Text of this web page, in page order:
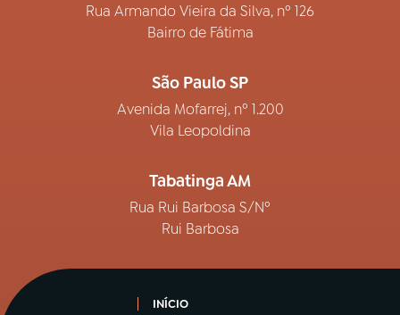
Rua Armando Vieira da Silva, nº 126
Bairro de Fátima
São Paulo SP
Avenida Mofarrej, nº 1.200
Vila Leopoldina
Tabatinga AM
Rua Rui Barbosa S/Nº
Rui Barbosa
INÍCIO